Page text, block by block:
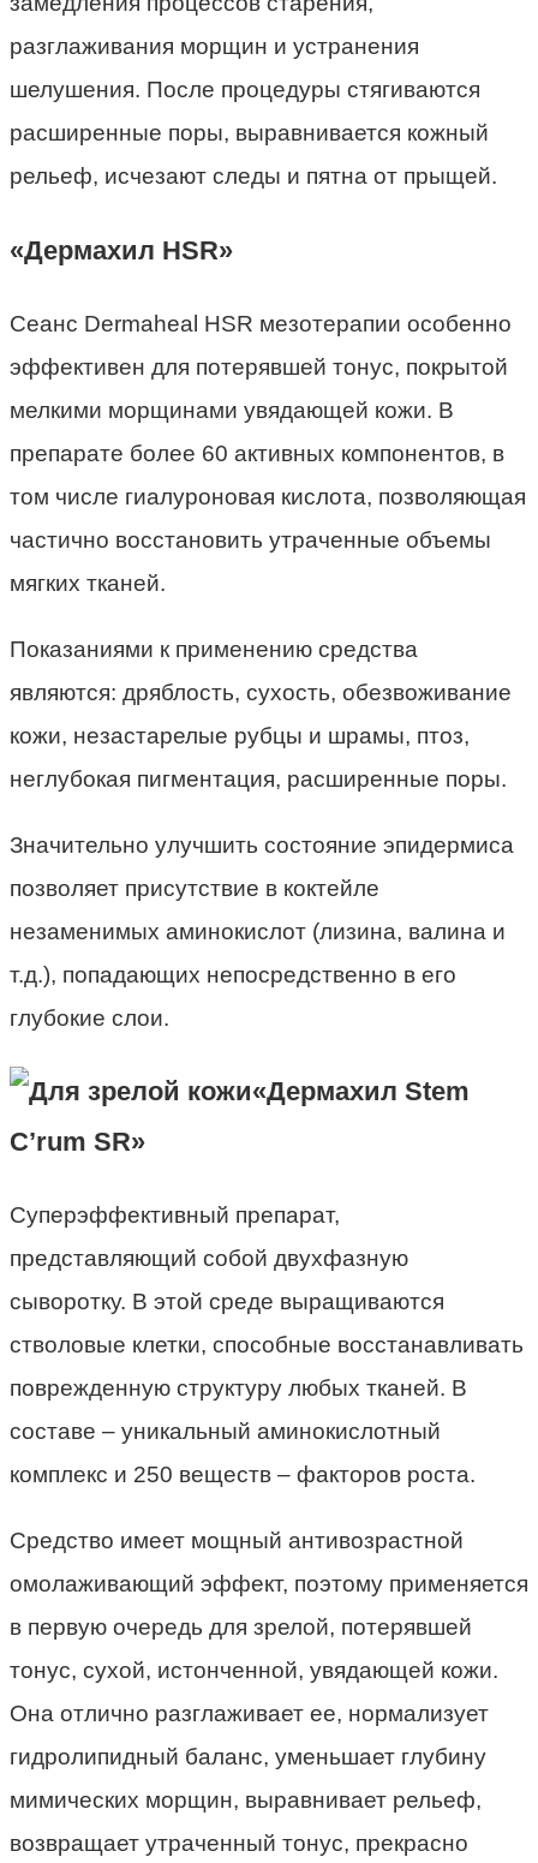
разглаживания морщин и устранения
шелушения. После процедуры стягиваются
расширенные поры, выравнивается кожный
рельеф, исчезают следы и пятна от прыщей.
«Дермахил HSR»
Сеанс Dermaheal HSR мезотерапии особенно
эффективен для потерявшей тонус, покрытой
мелкими морщинами увядающей кожи. В
препарате более 60 активных компонентов, в
том числе гиалуроновая кислота, позволяющая
частично восстановить утраченные объемы
мягких тканей.
Показаниями к применению средства
являются: дряблость, сухость, обезвоживание
кожи, незастарелые рубцы и шрамы, птоз,
неглубокая пигментация, расширенные поры.
Значительно улучшить состояние эпидермиса
позволяет присутствие в коктейле
незаменимых аминокислот (лизина, валина и
т.д.), попадающих непосредственно в его
глубокие слои.
«Дермахил Stem
C’rum SR»
Суперэффективный препарат,
представляющий собой двухфазную
сыворотку. В этой среде выращиваются
стволовые клетки, способные восстанавливать
поврежденную структуру любых тканей. В
составе – уникальный аминокислотный
комплекс и 250 веществ – факторов роста.
Средство имеет мощный антивозрастной
омолаживающий эффект, поэтому применяется
в первую очередь для зрелой, потерявшей
тонус, сухой, истонченной, увядающей кожи.
Она отлично разглаживает ее, нормализует
гидролипидный баланс, уменьшает глубину
мимических морщин, выравнивает рельеф,
возвращает утраченный тонус, прекрасно